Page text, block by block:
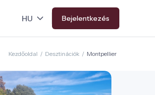
Bejelentkezés
Kezdőoldal / Desztinációk / Montpellier